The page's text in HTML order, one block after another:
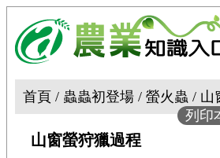
首頁 / 蟲蟲初登場 / 螢火蟲 / 山
列印
山窗螢狩獵過程